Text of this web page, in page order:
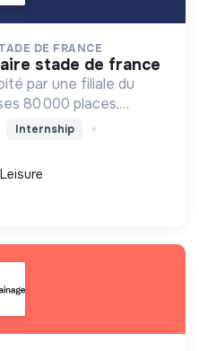
DE FRANCE
stade de france
par une filiale du
80 000 places,
enceinte sportive
Internship